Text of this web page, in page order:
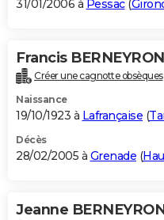
31/01/2006 à Pessac(
Francis BERNEYRON
Créer une cagnotte obsèques
Naissance
19/10/1923 à Lafrançaise (
Décès
28/02/2005 à Grenade (
Jeanne